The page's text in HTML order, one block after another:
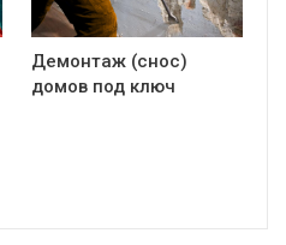
Демонтаж (снос)
домов под ключ